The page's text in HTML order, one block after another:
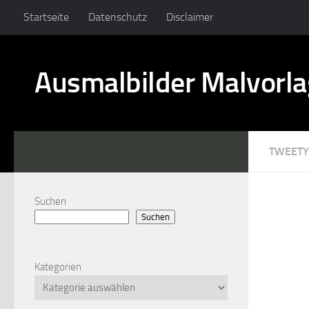
Startseite Datenschutz Disclaimer
Ausmalbilder
TWEETY
Suchen
Suchen
Kategorien